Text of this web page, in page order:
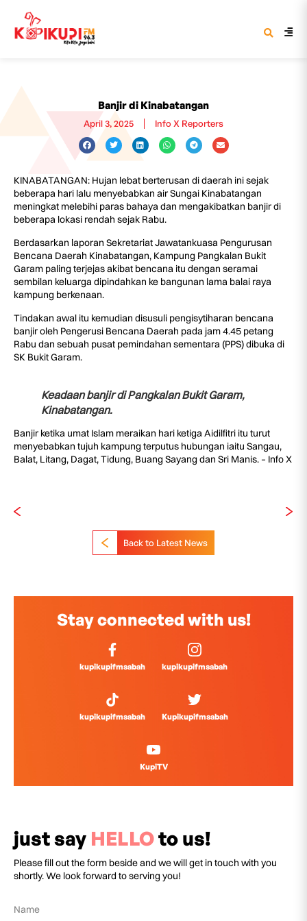
Banjir di Kinabatangan
April 3, 2025 Info X Reporters
KINABATANGAN: Hujan lebat berterusan di daerah ini sejak
beberapa hari lalu menyebabkan air Sungai Kinabatangan
meningkat melebihi paras bahaya dan mengakibatkan banjir di
beberapa lokasi rendah sejak Rabu.
Berdasarkan laporan Sekretariat Jawatankuasa Pengurusan
Bencana Daerah Kinabatangan, Kampung Pangkalan Bukit
Garam paling terjejas akibat bencana itu dengan seramai
sembilan keluarga dipindahkan ke bangunan lama balai raya
kampung berkenaan.
Tindakan awal itu kemudian disusuli pengisytiharan bencana
banjir oleh Pengerusi Bencana Daerah pada jam 4.45 petang
Rabu dan sebuah pusat pemindahan sementara (PPS) dibuka di
SK Bukit Garam.
Keadaan banjir di Pangkalan Bukit Garam,
Kinabatangan.
Banjir ketika umat Islam meraikan hari ketiga Aidilfitri itu turut
menyebabkan tujuh kampung terputus hubungan iaitu Sangau,
Balat, Litang, Dagat, Tidung, Buang Sayang dan Sri Manis. – Info X
Back to Latest News
Stay connected with us!
kupikupifmsabah kupikupifmsabah
kupikupifmsabah Kupikupifmsabah
KupiTV
just say HELLOto us!
Please fill out the form beside and we will get in touch with you
shortly. We look forward to serving you!